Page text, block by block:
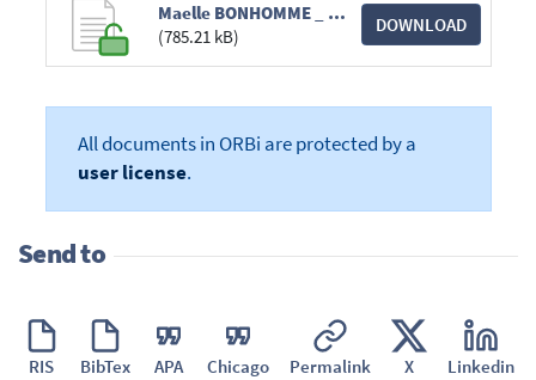
Maelle BONHOMME _ Normandy Horse Meet'Up.pdf
(785.21 kB)
DOWNLOAD
All documents in ORBi are protected by a
user license.
Send to
RIS BibTex APA Chicago Permalink X Linkedin